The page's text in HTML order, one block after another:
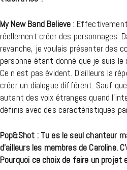
My New Band Believe : Effectivement
réellement créer des personnages.
revanche, je voulais présenter des
personne étant donné que je suis le
Ce n’est pas évident. D’ailleurs la
créer un dialogue différent. Sauf
autant des voix étranges quand
définis avec des caractéristiques
Pop&Shot : Tu es le seul chanteur
d’ailleurs les membres de Caroline.
Pourquoi ce choix de faire un projet